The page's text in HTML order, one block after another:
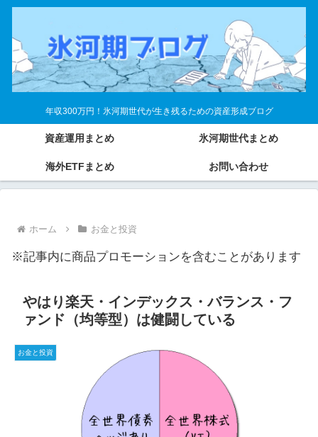
年収300万円！氷河期世代が生き残るための資産形成ブログ
資産運用まとめ 氷河期世代まとめ
海外ETFまとめ お問い合わせ
ホーム お金と投資
※記事内に商品プロモーションを含むことがあります
やはり楽天・インデックス・バランス・フ
ァンド（均等型）は健闘している
お金と投資